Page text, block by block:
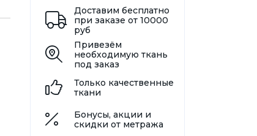
Доставим бесплатно
при заказе от 10000
руб
Привезём
необходимую ткань
под заказ
Только качественные
ткани
Бонусы, акции и
скидки от метража